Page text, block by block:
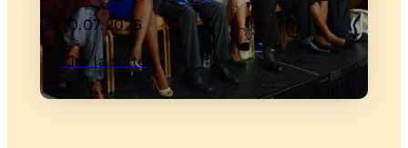
10.07.2026
Lire la suite